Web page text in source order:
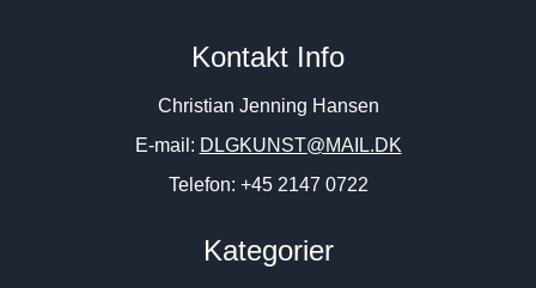
Komposition, 2011. 130x90cm.Kontakt Info
Christian Jenning Hansen
E-mail: DLGKUNST@MAIL.DK
Telefon: +45 2147 0722
Kategorier